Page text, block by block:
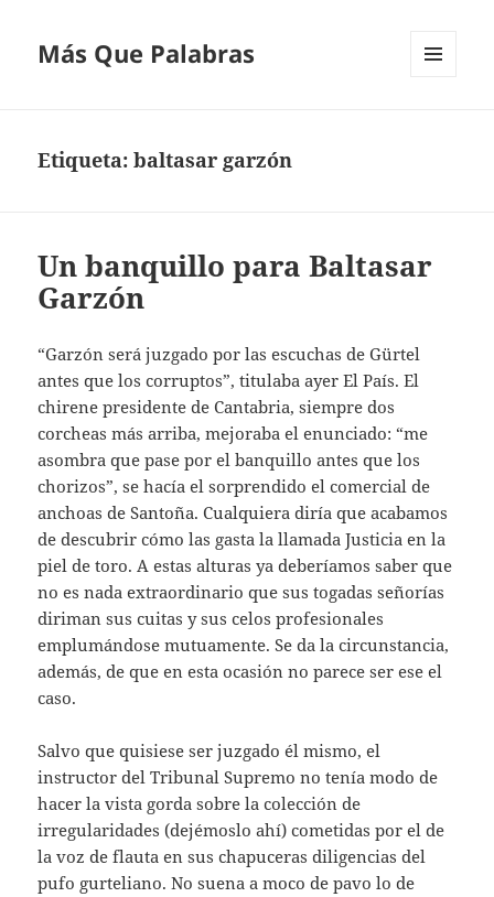
Más Que Palabras
Etiqueta:baltasar garzón
Un banquillo para Baltasar
Garzón
“Garzón será juzgado por las escuchas de Gürtel
antes que los corruptos”, titulaba ayer El País. El
chirene presidente de Cantabria, siempre dos
corcheas más arriba, mejoraba el enunciado: “me
asombra que pase por el banquillo antes que los
chorizos”, se hacía el sorprendido el comercial de
anchoas de Santoña. Cualquiera diría que acabamos
de descubrir cómo las gasta la llamada Justicia en la
piel de toro. A estas alturas ya deberíamos saber que
no es nada extraordinario que sus togadas señorías
diriman sus cuitas y sus celos profesionales
emplumándose mutuamente. Se da la circunstancia,
además, de que en esta ocasión no parece ser ese el
caso.
Salvo que quisiese ser juzgado él mismo, el
instructor del Tribunal Supremo no tenía modo de
hacer la vista gorda sobre la colección de
irregularidades (dejémoslo ahí) cometidas por el de
la voz de flauta en sus chapuceras diligencias del
pufo gurteliano. No suena a moco de pavo lo de